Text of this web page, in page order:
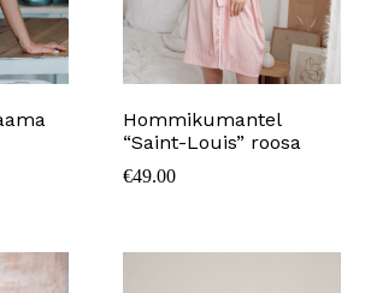
Hommikumantel
“Saint-Louis” roosa
€49.00